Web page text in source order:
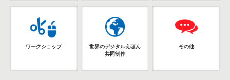
ワークショップ
世界のデジタルえほん
共同制作
その他